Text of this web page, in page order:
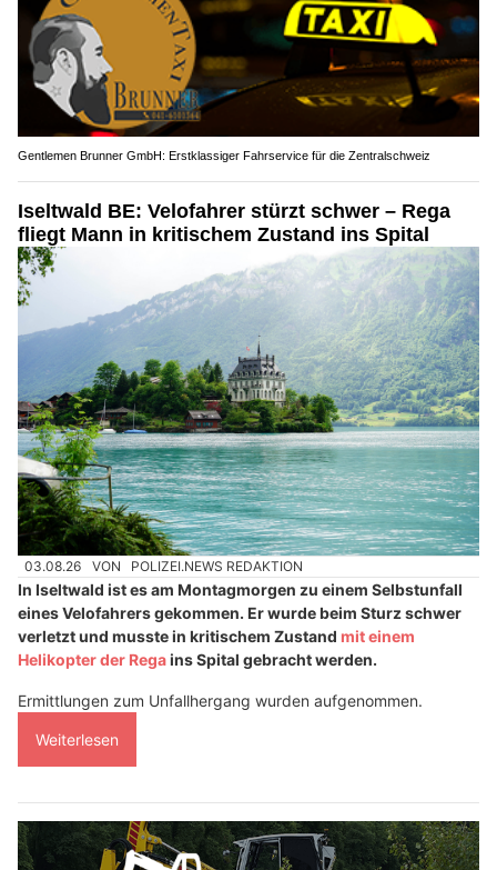
Gentlemen Brunner GmbH: Erstklassiger Fahrservice für die Zentralschweiz
Iseltwald BE: Velofahrer stürzt schwer – Rega
fliegt Mann in kritischem Zustand ins Spital
03.08.26 VON POLIZEI.NEWS REDAKTION
In Iseltwald ist es am Montagmorgen zu einem Selbstunfall
eines Velofahrers gekommen. Er wurde beim Sturz schwer
verletzt und musste in kritischem Zustand mit einem
Helikopter der Regains Spital gebracht werden.
Ermittlungen zum Unfallhergang wurden aufgenommen.
Weiterlesen